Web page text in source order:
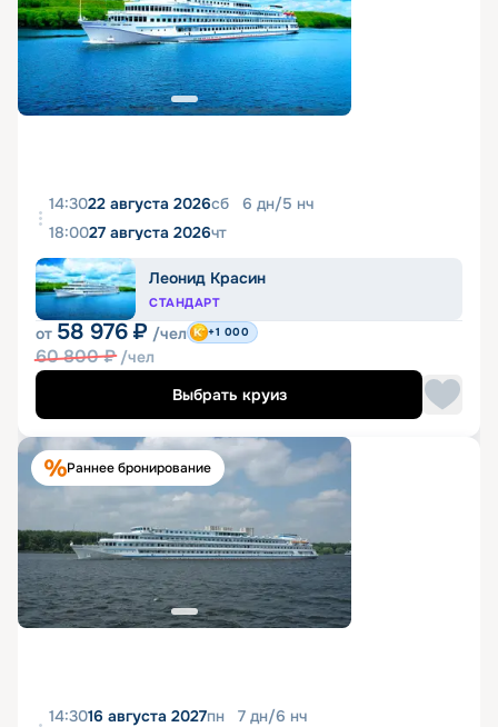
14:3022 августа 2026сб 6 дн/5 нч
18:0027 августа 2026чт
Леонид Красин
СТАНДАРТ
от 58 976 ₽ /чел
60 800₽ /чел
+1 000
Выбрать круиз
Раннее бронирование
14:3016 августа 2027пн 7 дн/6 нч